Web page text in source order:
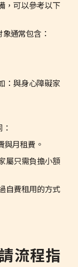
，可以參考以下
通常包含：
：與身心障礙家
與月租費。
屬只需負擔小額
自費租用的方式
流程指